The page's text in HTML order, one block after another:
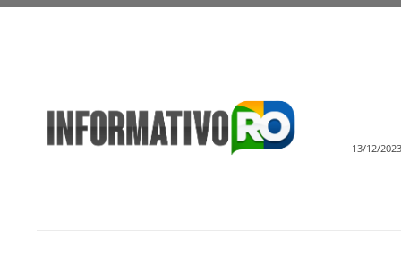
13/12/2023